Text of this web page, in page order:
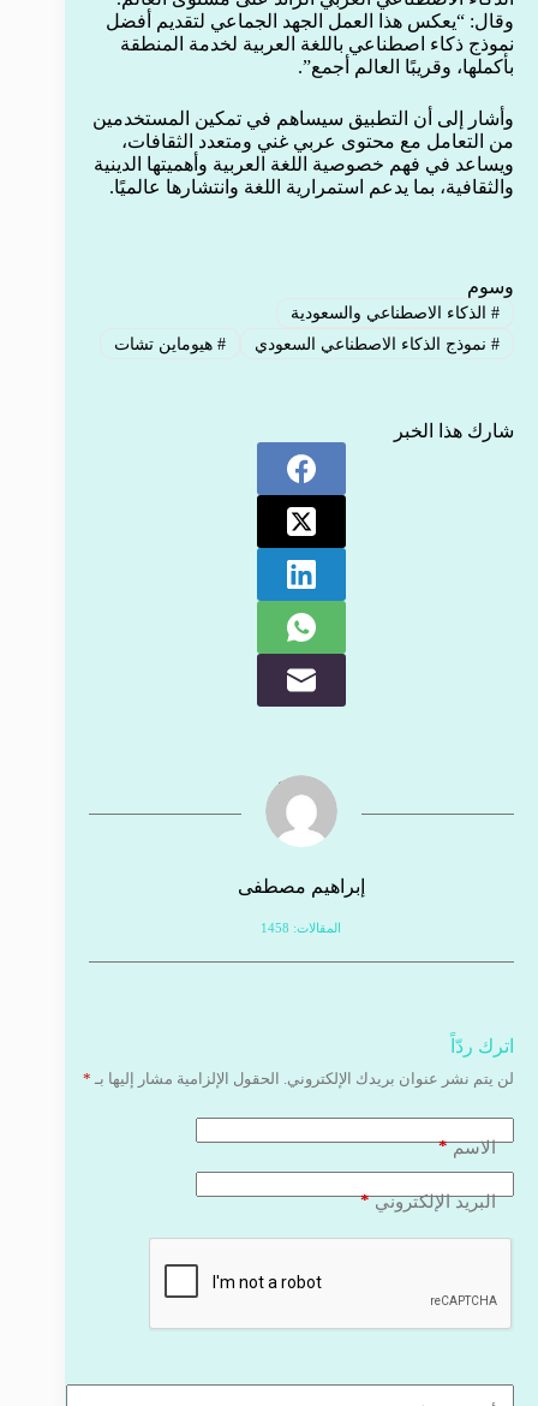
وقال: “يعكس هذا العمل الجهد الجماعي لتقديم أفضل
نموذج ذكاء اصطناعي باللغة العربية لخدمة المنطقة
بأكملها، وقريبًا العالم أجمع”.
وأشار إلى أن التطبيق سيساهم في تمكين المستخدمين
من التعامل مع محتوى عربي غني ومتعدد الثقافات،
ويساعد في فهم خصوصية اللغة العربية وأهميتها الدينية
والثقافية، بما يدعم استمرارية اللغة وانتشارها عالميًا.
وسوم
#الذكاء الاصطناعي والسعودية
#نموذج الذكاء الاصطناعي السعودي #هيوماين تشات
شارك هذا الخبر
إبراهيم مصطفى
المقالات: 1458
اترك ردّاً
لن يتم نشر عنوان بريدك الإلكتروني. الحقول الإلزامية مشار إليها بـ *
الاسم*
البريد الإلكتروني*